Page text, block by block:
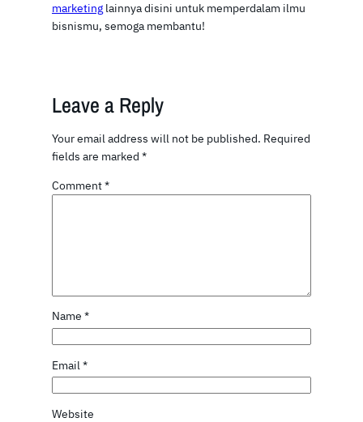
marketing lainnya disini untuk memperdalam ilmu
bisnismu, semoga membantu!
Leave a Reply
Your email address will not be published. Required
fields are marked *
Comment*
Name *
Email*
Website